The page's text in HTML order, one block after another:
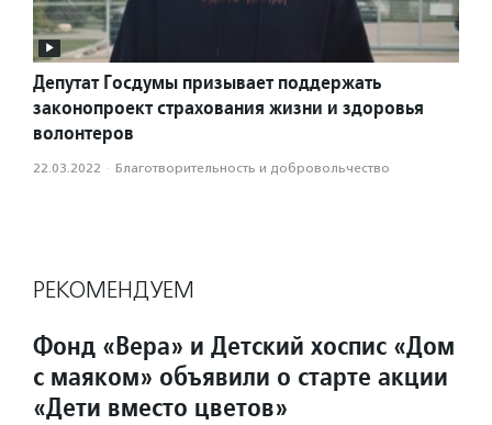
Депутат Госдумы призывает поддержать
законопроект страхования жизни и здоровья
волонтеров
22.03.2022 · Благотвори­тель­ность и доброволь­чест­во
РЕКОМЕНДУЕМ
Фонд «Вера» и Детский хоспис «Дом
с маяком» объявили о старте акции
«Дети вместо цветов»